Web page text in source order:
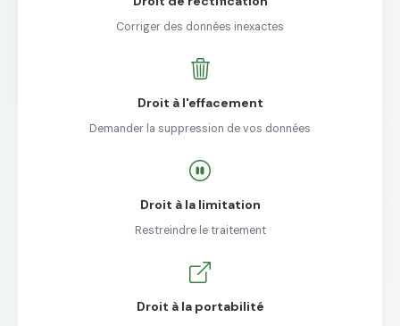
Corriger des données inexactes
Droit à l'effacement
Demander la suppression de vos données
Droit à la limitation
Restreindre le traitement
Droit à la portabilité